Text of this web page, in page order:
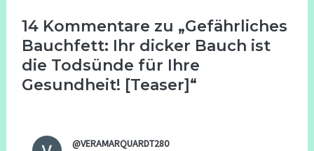
14 Kommentare zu „Gefährliches
Bauchfett: Ihr dicker Bauch ist
die Todsünde für Ihre
Gesundheit! [Teaser]“
@VERAMARQUARDT280